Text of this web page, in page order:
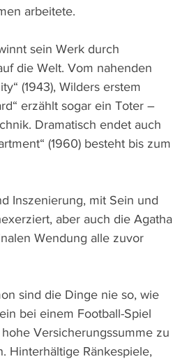
arbeitete.
sein Werk durch
die Welt. Vom nahenden
(1943), Wilders erstem
erzählt sogar ein Toter –
Dramatisch endet auch
(1960) besteht bis zum
Inszenierung, mit Sein und
aber auch die Agatha
Wendung alle zuvor
sind die Dinge nie so, wie
bei einem Football-Spiel
Versicherungssumme zu
Hinterhältige Ränkespiele,